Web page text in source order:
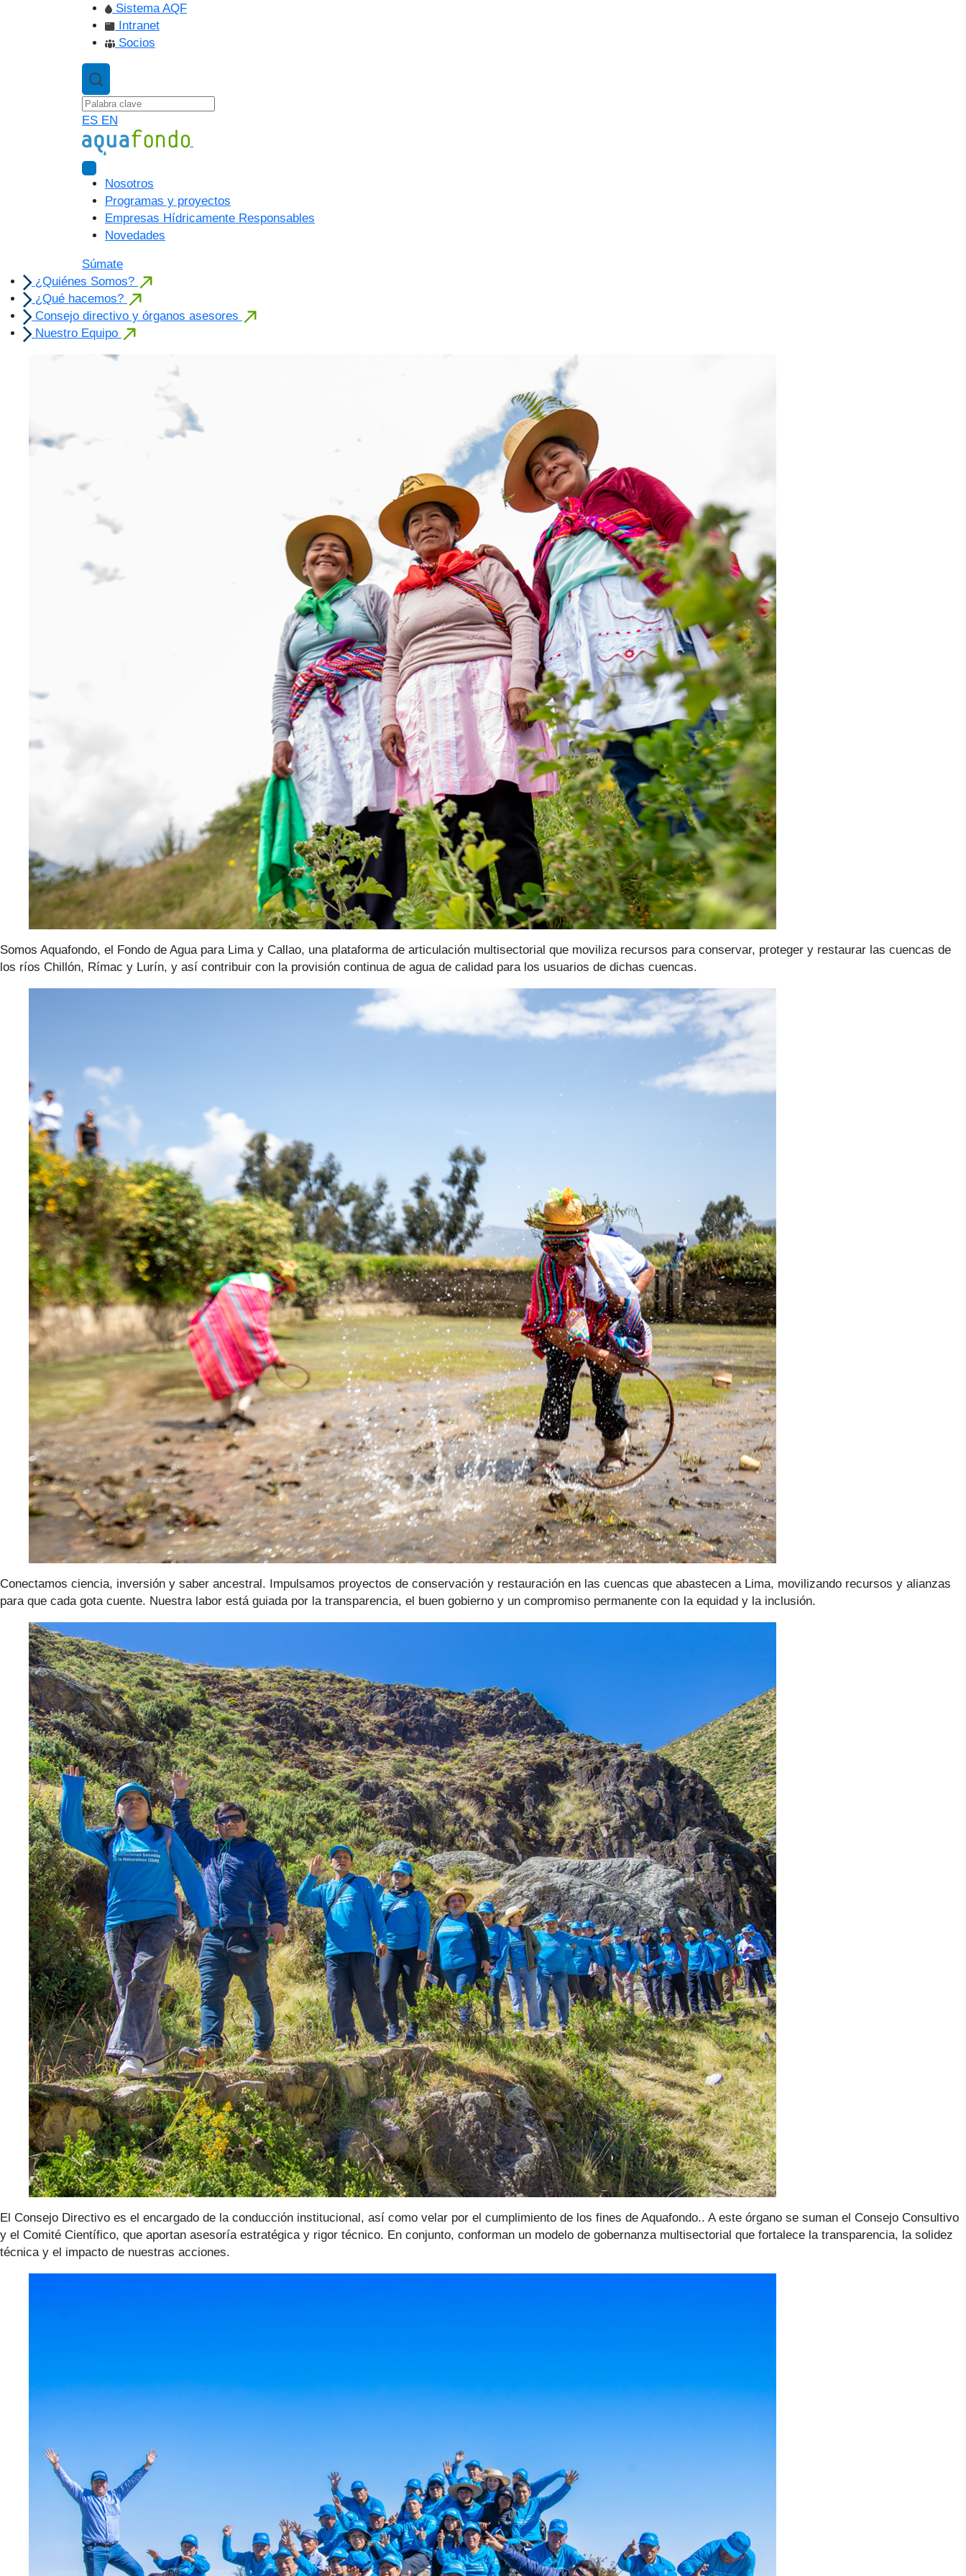
Sistema AQF
Intranet
Socios
ES EN
Nosotros
Programas y proyectos
Empresas Hídricamente Responsables
Novedades
Súmate
¿Quiénes Somos?
¿Qué hacemos?
Consejo directivo y órganos asesores
Nuestro Equipo
Somos Aquafondo, el Fondo de Agua para Lima y Callao, una plataforma de articulación multisectorial que moviliza recursos para conservar, proteger y restaurar las cuencas de
los ríos Chillón, Rímac y Lurín, y así contribuir con la provisión continua de agua de calidad para los usuarios de dichas cuencas.
Conectamos ciencia, inversión y saber ancestral. Impulsamos proyectos de conservación y restauración en las cuencas que abastecen a Lima, movilizando recursos y alianzas
para que cada gota cuente. Nuestra labor está guiada por la transparencia, el buen gobierno y un compromiso permanente con la equidad y la inclusión.
El Consejo Directivo es el encargado de la conducción institucional, así como velar por el cumplimiento de los fines de Aquafondo.. A este órgano se suman el Consejo Consultivo
y el Comité Científico, que aportan asesoría estratégica y rigor técnico. En conjunto, conforman un modelo de gobernanza multisectorial que fortalece la transparencia, la solidez
técnica y el impacto de nuestras acciones.